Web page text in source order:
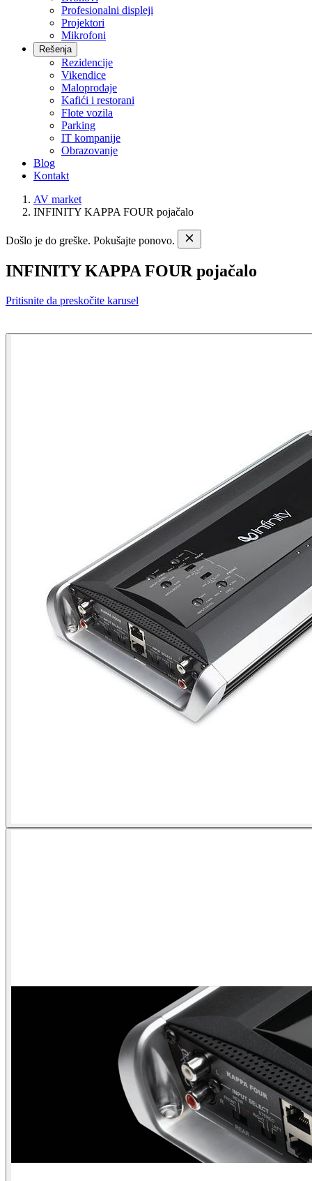
Profesionalni displeji
Projektori
Mikrofoni
Rešenja
Rezidencije
Vikendice
Maloprodaje
Kafići i restorani
Flote vozila
Parking
IT kompanije
Obrazovanje
Blog
Kontakt
AV market
INFINITY KAPPA FOUR pojačalo
Došlo je do greške. Pokušajte ponovo.
INFINITY KAPPA FOUR pojačalo
Pritisnite da preskočite karusel